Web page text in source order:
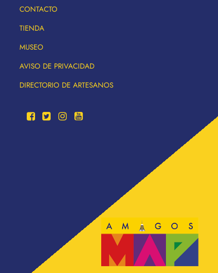
CONTACTO
TIENDA
MUSEO
AVISO DE PRIVACIDAD
DIRECTORIO DE ARTESANOS